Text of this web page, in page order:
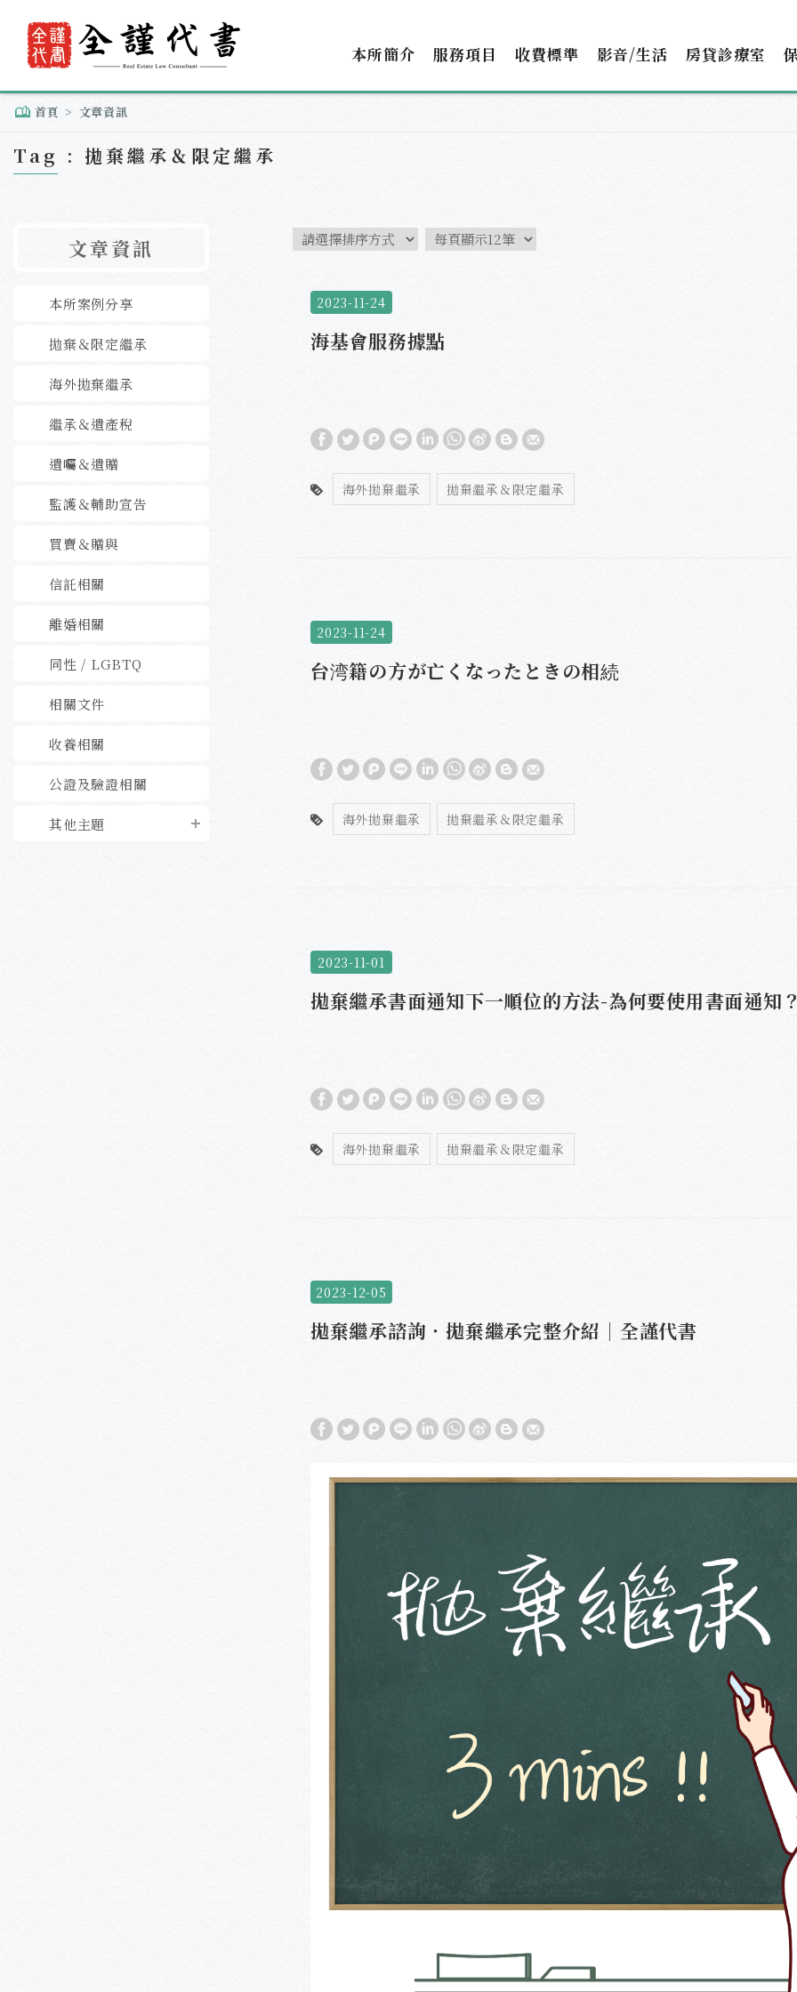
本所簡介 服務項目 收費標準 影音/生活 房貸診療室
首頁 文章資訊
Tag : 拋棄繼承＆限定繼承
文章資訊
本所案例分享
拋棄＆限定繼承
海外拋棄繼承
繼承＆遺產稅
遺囑＆遺贈
監護＆輔助宣告
買賣＆贈與
信託相關
離婚相關
同性 / LGBTQ
相關文件
收養相關
公證及驗證相關
其他主題
2023-11-24
海基會服務據點
海外拋棄繼承 拋棄繼承＆限定繼承
2023-11-24
台湾籍の方が亡くなったときの相続
海外拋棄繼承 拋棄繼承＆限定繼承
2023-11-01
拋棄繼承書面通知下一順位的方法-為何要使用書面通知
海外拋棄繼承 拋棄繼承＆限定繼承
2023-12-05
拋棄繼承諮詢．拋棄繼承完整介紹｜全謹代書